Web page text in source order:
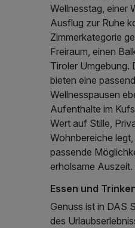
Wellnesstag, einer
Ausflug zur Ruhe
Zimmerkategorie
Freiraum, einen
Tiroler Umgebung.
bieten eine
Wellnesspausen
Aufenthalte im
Wert auf Stille,
Wohnbereiche
passende
erholsame Auszeit.
Essen und
Genuss ist in DAS
des